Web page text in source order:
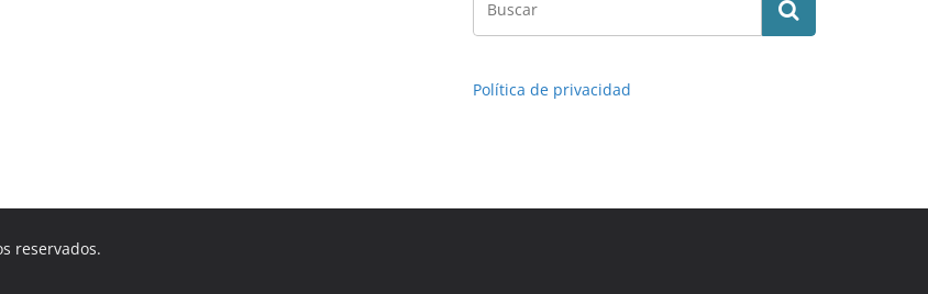
Política de privacidad
reservados.